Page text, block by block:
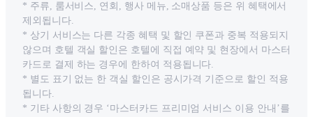
* 주류, 룸서비스, 연회, 행사 메뉴, 소매상품 등은 위 혜택에서
제외됩니다.
* 상기 서비스는 다른 각종 혜택 및 할인 쿠폰과 중복 적용되지
않으며 호텔 객실 할인은 호텔에 직접 예약 및 현장에서 마스터
카드로 결제 하는 경우에 한하여 적용됩니다.
* 별도 표기 없는 한 객실 할인은 공시가격 기준으로 할인 적용
됩니다.
* 기타 사항의 경우 ‘마스터카드 프리미엄 서비스 이용 안내’를